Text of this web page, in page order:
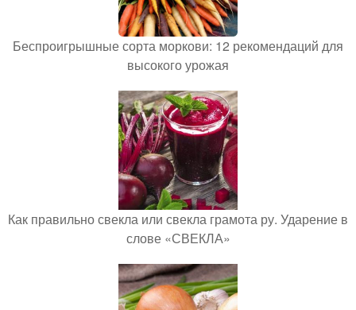
Беспроигрышные сорта моркови: 12 рекомендаций для
высокого урожая
Как правильно свекла или свекла грамота ру. Ударение в
слове «СВЕКЛА»